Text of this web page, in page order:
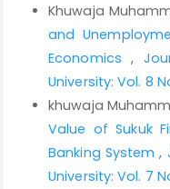
في الإسلام: إدارة الموارد
مسلم (تحقيق ش. الأرناؤوط). دار
إحياء التراث العربي.
Khuwaja
and
Economics,
University: Vol. 8
khuwaja
Value of Sukuk
Banking System,
University: Vol. 7